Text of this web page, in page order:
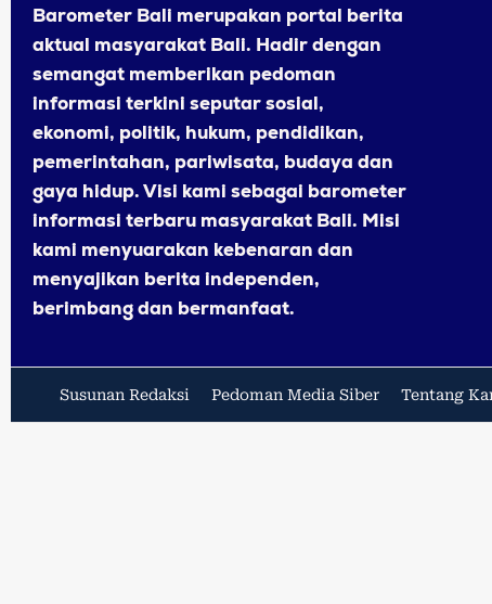
Barometer Bali merupakan portal berita
aktual masyarakat Bali. Hadir dengan
semangat memberikan pedoman
informasi terkini seputar sosial,
ekonomi, politik, hukum, pendidikan,
pemerintahan, pariwisata, budaya dan
gaya hidup. Visi kami sebagai barometer
informasi terbaru masyarakat Bali. Misi
kami menyuarakan kebenaran dan
menyajikan berita independen,
berimbang dan bermanfaat.
Susunan Redaksi Pedoman Media Siber Tentang